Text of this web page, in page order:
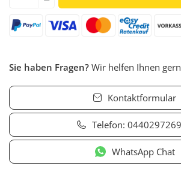
Sie haben Fragen? Wir helfen Ihnen
Kontaktformular
Telefon:
WhatsApp Chat